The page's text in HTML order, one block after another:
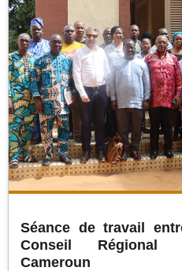
Séance de travail
Conseil Régional
Cameroun